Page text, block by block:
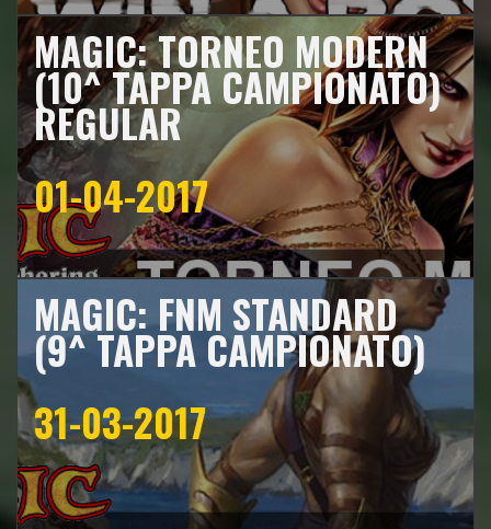
MAGIC: TORNEO MODERN
(10^ TAPPA CAMPIONATO)
REGULAR
01-04-2017
MAGIC: FNM STANDARD
(9^ TAPPA CAMPIONATO)
31-03-2017